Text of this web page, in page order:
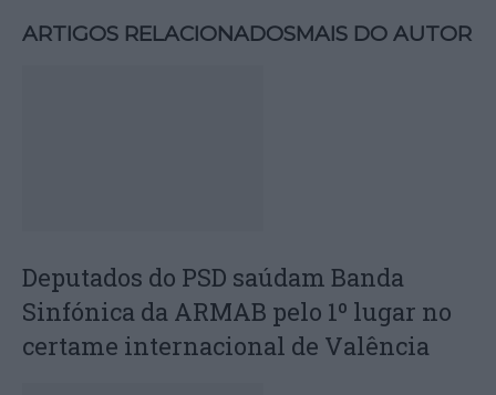
ARTIGOS RELACIONADOSMAIS DO AUTOR
Deputados do PSD saúdam Banda
Sinfónica da ARMAB pelo 1º lugar no
certame internacional de Valência